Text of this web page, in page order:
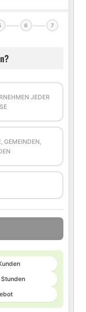
6 7
JEDER
GEMEINDEN,